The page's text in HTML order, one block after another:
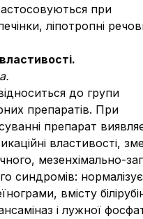
при
ліпотропні
до групи
препаратів. При
препарат
властивості,
мезенхімально-
синдромів: нормалізує
вмісту
і лужної